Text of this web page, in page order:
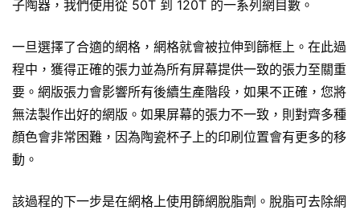
子陶器，我們使用從 50T 到 120T 的一系列網目數。
一旦選擇了合適的網格，網格就會被拉伸到篩框上。在此過
程中，獲得正確的張力並為所有屏幕提供一致的張力至關重
要。網版張力會影響所有後續生產階段，如果不正確，您將
無法製作出好的網版。如果屏幕的張力不一致，則對齊多種
顏色會非常困難，因為陶瓷杯子上的印刷位置會有更多的移
動。
該過程的下一步是在網格上使用篩網脫脂劑。脫脂可去除網